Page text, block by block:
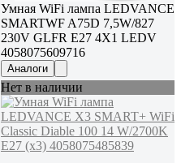
Умная WiFi лампа LEDVANCE
SMARTWF A75D 7,5W/827
230V GLFR E27 4X1 LEDV
4058075609716
Аналоги
Нет в наличии